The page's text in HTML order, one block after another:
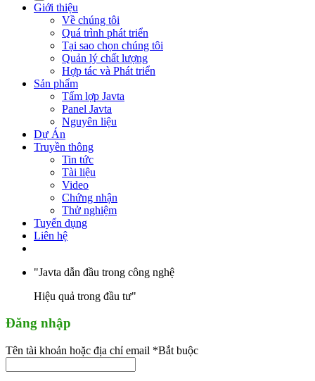
Giới thiệu
Về chúng tôi
Quá trình phát triển
Tại sao chọn chúng tôi
Quản lý chất lượng
Hợp tác và Phát triển
Sản phẩm
Tấm lợp Javta
Panel Javta
Nguyên liệu
Dự Án
Truyền thông
Tin tức
Tài liệu
Video
Chứng nhận
Thử nghiệm
Tuyển dụng
Liên hệ
"Javta dẫn đầu trong công nghệ
Hiệu quả trong đầu tư"
Đăng nhập
Tên tài khoản hoặc địa chỉ email *Bắt buộc